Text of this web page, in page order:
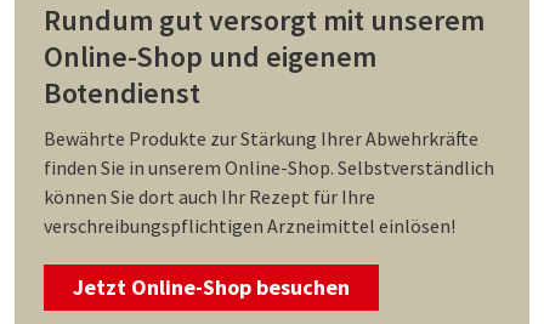
Rundum gut versorgt mit unserem
Online-Shop und eigenem
Botendienst
Bewährte Produkte zur Stärkung Ihrer Abwehrkräfte
finden Sie in unserem Online-Shop. Selbstverständlich
können Sie dort auch Ihr Rezept für Ihre
verschreibungspflichtigen Arzneimittel einlösen!
Jetzt Online-Shop besuchen